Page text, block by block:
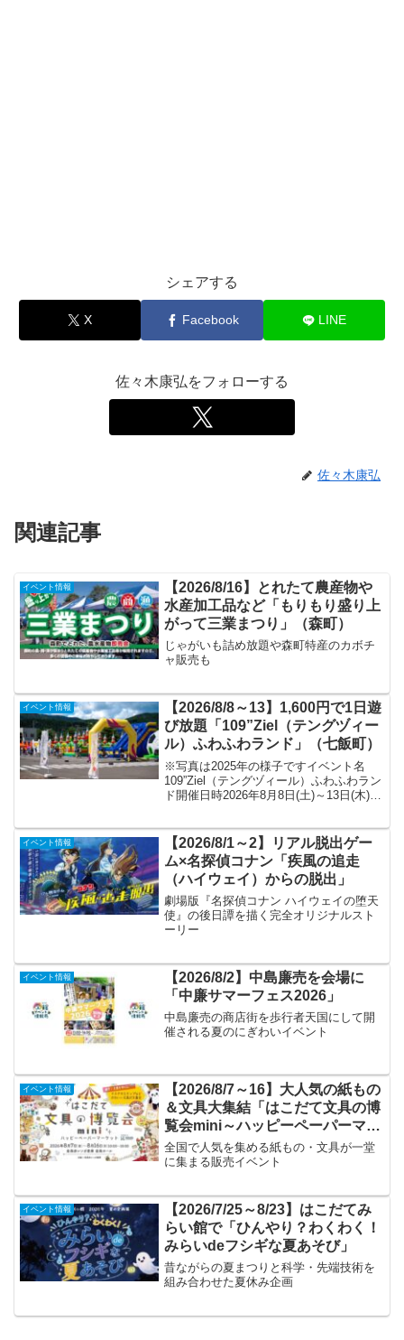
シェアする
X Facebook LINE
佐々木康弘をフォローする
佐々木康弘
関連記事
イベント情報
【2026/8/16】とれたて農産物や
水産加工品など「もりもり盛り上
がって三業まつり」（森町）
じゃがいも詰め放題や森町特産のカボチ
ャ販売も
イベント情報
【2026/8/8～13】1,600円で1日遊
び放題「109”Ziel（テングヅィー
ル）ふわふわランド」（七飯町）
※写真は2025年の様子ですイベント名
109”Ziel（テングヅィール）ふわふわラン
ド開催日時2026年8月8日(土)～13日(木)
イベント情報
【2026/8/1～2】リアル脱出ゲー
ム×名探偵コナン「疾風の追走
（ハイウェイ）からの脱出」
劇場版『名探偵コナン ハイウェイの堕天
使』の後日譚を描く完全オリジナルスト
ーリー
イベント情報
【2026/8/2】中島廉売を会場に
「中廉サマーフェス2026」
中島廉売の商店街を歩行者天国にして開
催される夏のにぎわいイベント
イベント情報
【2026/8/7～16】大人気の紙もの
＆文具大集結「はこだて文具の博
覧会mini～ハッピーペーパーマー
ケット～」
全国で人気を集める紙もの・文具が一堂
に集まる販売イベント
イベント情報
【2026/7/25～8/23】はこだてみ
らい館で「ひんやり？わくわく！
みらいdeフシギな夏あそび」
昔ながらの夏まつりと科学・先端技術を
組み合わせた夏休み企画